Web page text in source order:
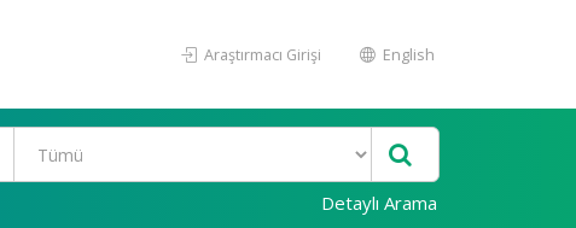
Araştırmacı Girişi English
Detaylı Arama